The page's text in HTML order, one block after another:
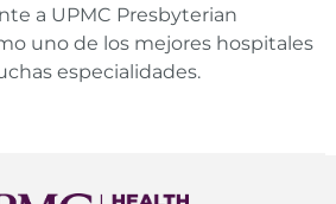
Sleep Apnea Benefit from CPAP
Thoracic Society.Enlace
a UPMC Presbyterian
uno de los mejores hospitales
especialidades.